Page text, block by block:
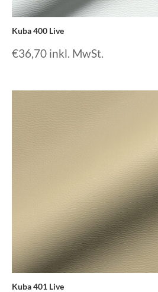
Kuba 400 Live
€36,70 inkl. MwSt.
Kuba 401 Live